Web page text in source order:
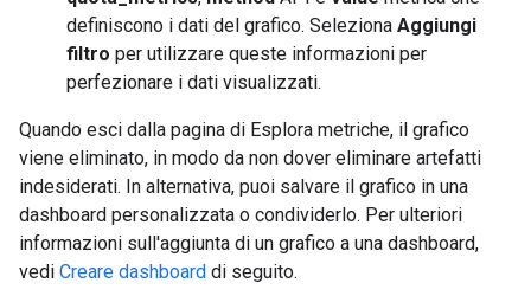
definiscono i dati del grafico. Seleziona Aggiungi
filtro per utilizzare queste informazioni per
perfezionare i dati visualizzati.
Quando esci dalla pagina di Esplora metriche, il grafico
viene eliminato, in modo da non dover eliminare artefatti
indesiderati. In alternativa, puoi salvare il grafico in una
dashboard personalizzata o condividerlo. Per ulteriori
informazioni sull'aggiunta di un grafico a una dashboard,
vedi Creare dashboard di seguito.